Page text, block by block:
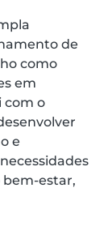
de
como
em
com o
e
bem-estar,